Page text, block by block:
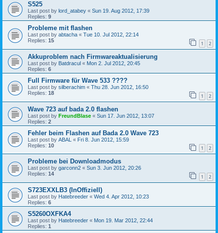
S525
Last post by lord_atabey « Sun 19. Aug 2012, 17:39
Replies: 9
Probleme mit flashen
Last post by abtacha « Tue 10. Jul 2012, 22:14
Replies: 15 1 2
Akkuproblem nach Firmwareaktualisierung
Last post by Batdracul « Mon 2. Jul 2012, 20:45
Replies: 6
Full Firmware für Wave 533 ????
Last post by silberachim « Thu 28. Jun 2012, 16:50
Replies: 18 1 2
Wave 723 auf bada 2.0 flashen
Last post by FreundBlase « Sun 17. Jun 2012, 13:07
Replies: 2
Fehler beim Flashen auf Bada 2.0 Wave 723
Last post by ABAL « Fri 8. Jun 2012, 15:59
Replies: 10 1 2
Probleme bei Downloadmodus
Last post by garconn2 « Sun 3. Jun 2012, 20:26
Replies: 14 1 2
S723EXXLB3 (InOffiziell)
Last post by Hatebreeder « Wed 4. Apr 2012, 10:23
Replies: 6
S5260OXFKA4
Last post by Hatebreeder « Mon 19. Mar 2012, 22:44
Replies: 1